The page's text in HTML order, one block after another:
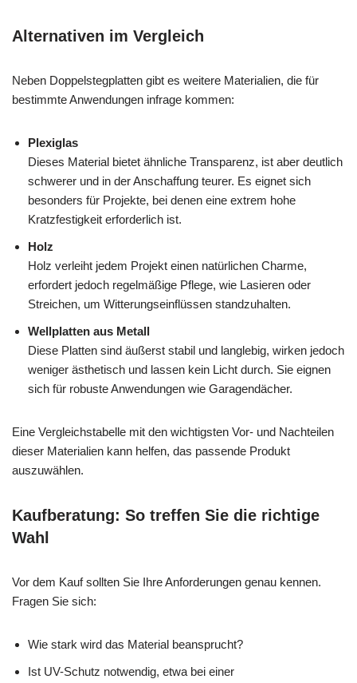
Alternativen im Vergleich
Neben Doppelstegplatten gibt es weitere Materialien, die für
bestimmte Anwendungen infrage kommen:
Plexiglas
Dieses Material bietet ähnliche Transparenz, ist aber deutlich
schwerer und in der Anschaffung teurer. Es eignet sich
besonders für Projekte, bei denen eine extrem hohe
Kratzfestigkeit erforderlich ist.
Holz
Holz verleiht jedem Projekt einen natürlichen Charme,
erfordert jedoch regelmäßige Pflege, wie Lasieren oder
Streichen, um Witterungseinflüssen standzuhalten.
Wellplatten aus Metall
Diese Platten sind äußerst stabil und langlebig, wirken jedoch
weniger ästhetisch und lassen kein Licht durch. Sie eignen
sich für robuste Anwendungen wie Garagendächer.
Eine Vergleichstabelle mit den wichtigsten Vor- und Nachteilen
dieser Materialien kann helfen, das passende Produkt
auszuwählen.
Kaufberatung: So treffen Sie die richtige
Wahl
Vor dem Kauf sollten Sie Ihre Anforderungen genau kennen.
Fragen Sie sich:
Wie stark wird das Material beansprucht?
Ist UV-Schutz notwendig, etwa bei einer